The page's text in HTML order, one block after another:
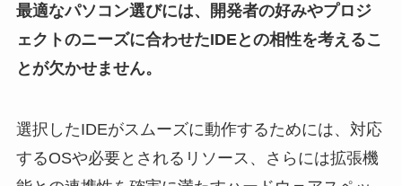
最適なパソコン選びには、開発者の好みやプロジ
ェクトのニーズに合わせたIDEとの相性を考えるこ
とが欠かせません。
選択したIDEがスムーズに動作するためには、対応
するOSや必要とされるリソース、さらには拡張機